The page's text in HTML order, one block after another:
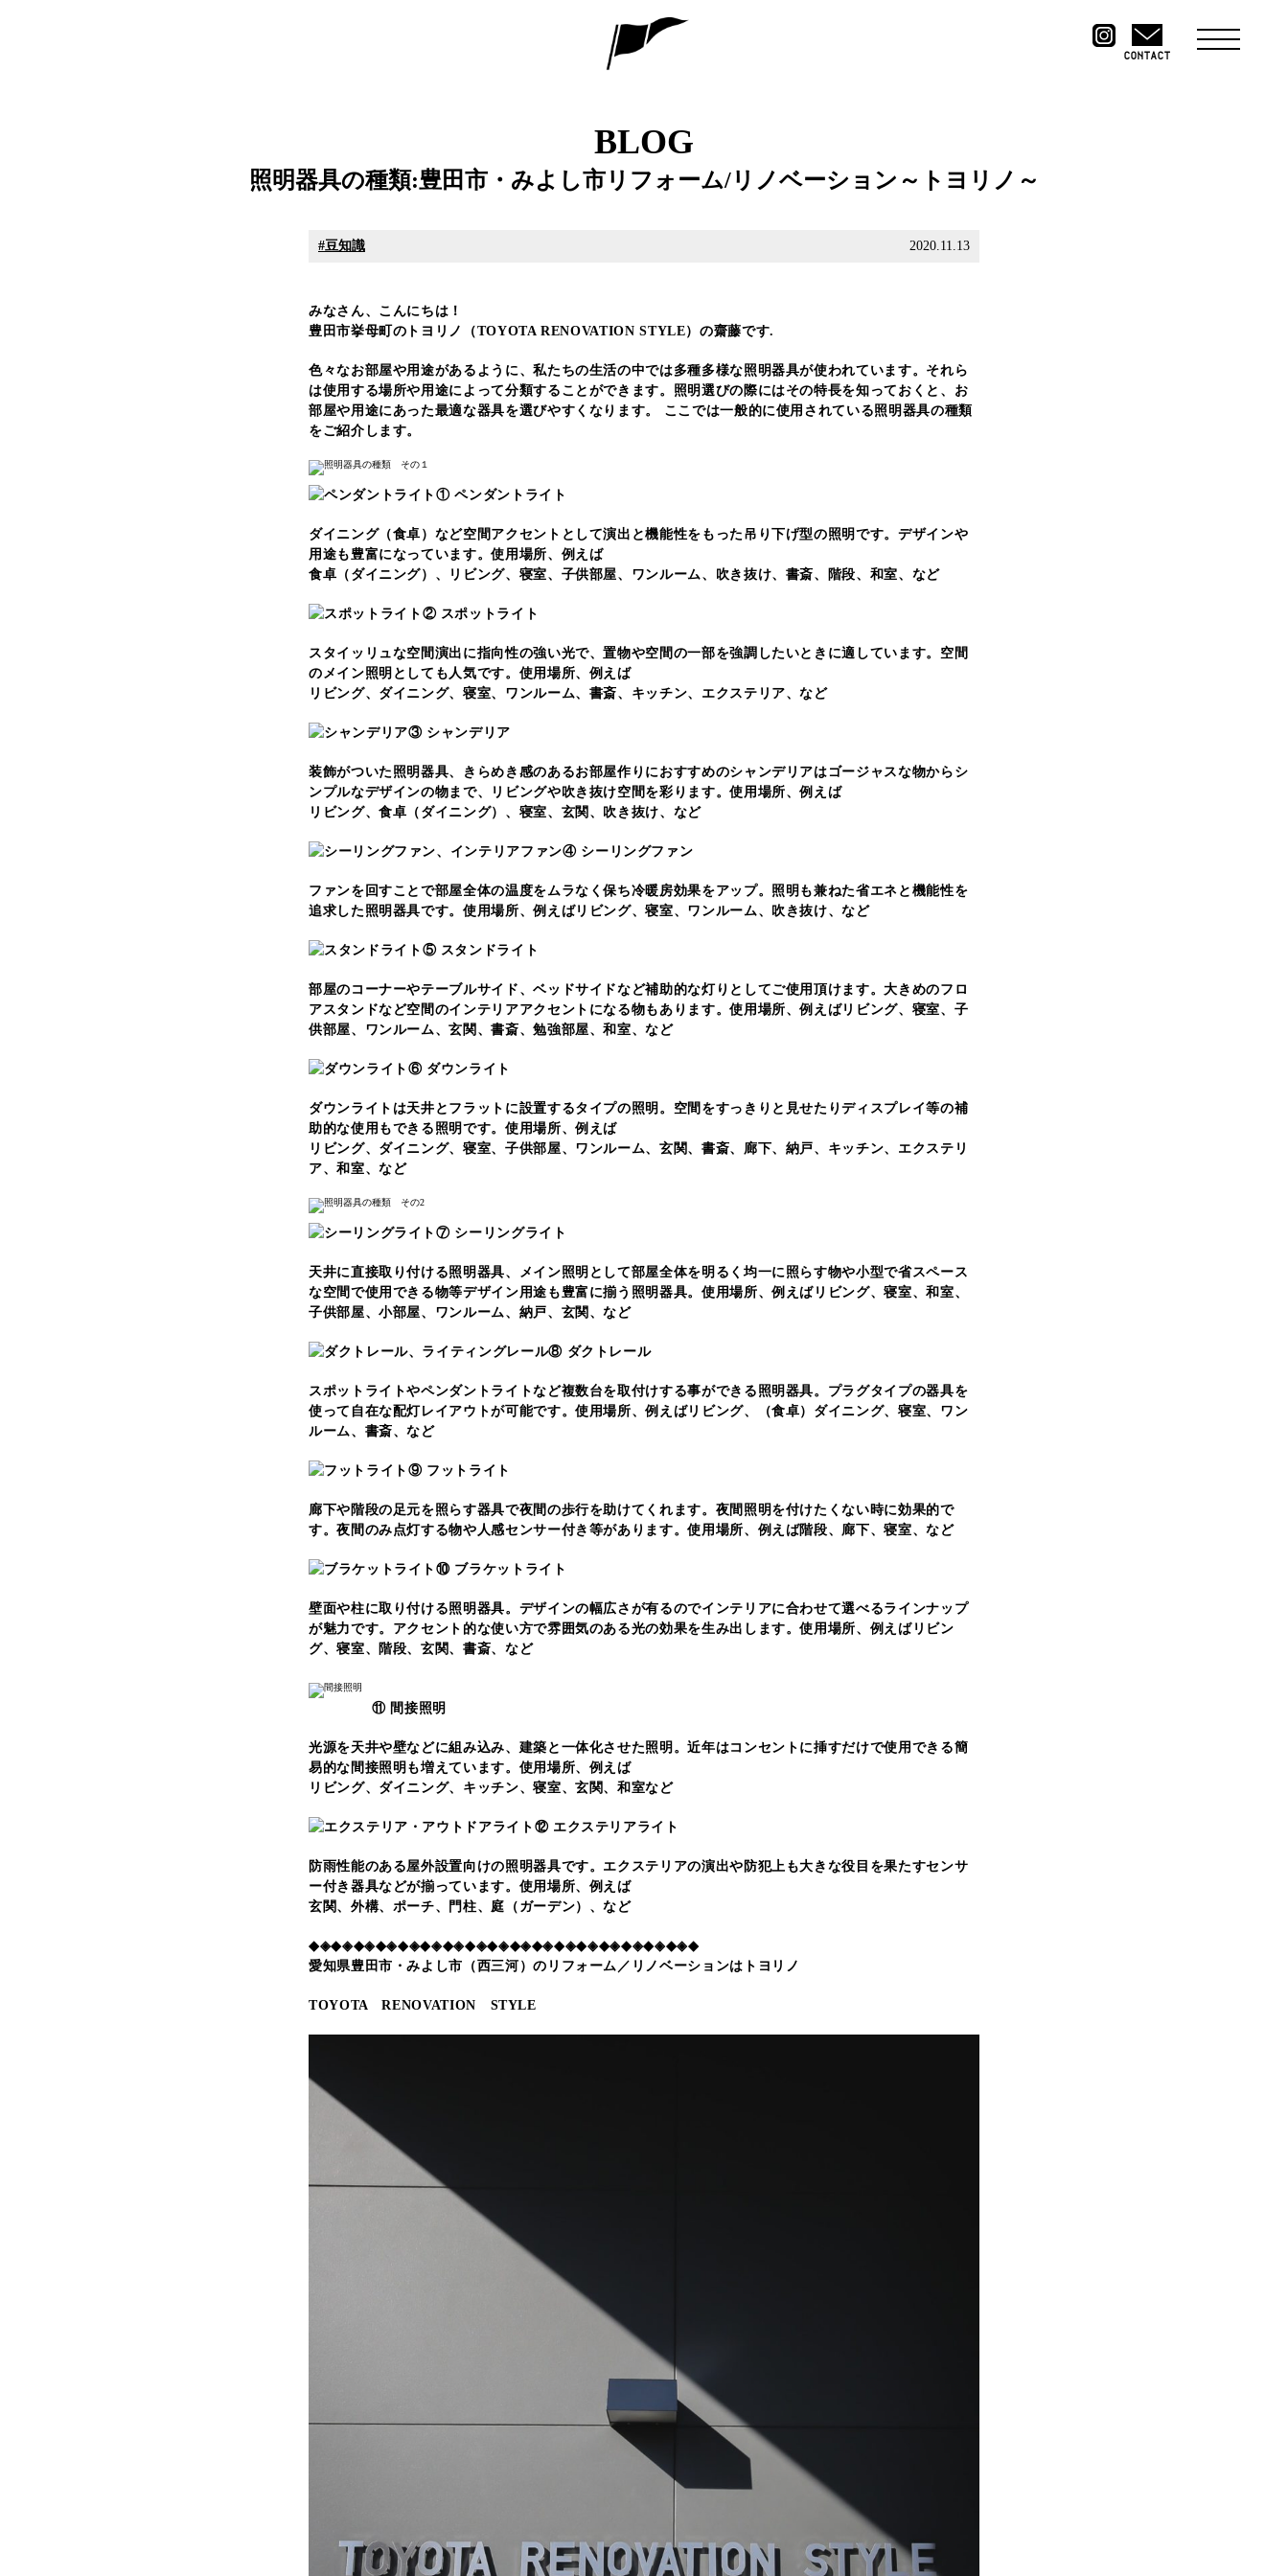
CONTACT
BLOG
照明器具の種類:豊田市・みよし市リフォーム/リノベーション～トヨリノ～
豆知識 2020.11.13
みなさん、こんにちは！
豊田市挙母町のトヨリノ（TOYOTA RENOVATION STYLE）の齋藤です.
色々なお部屋や用途があるように、私たちの生活の中では多種多様な照明器具が使われています。それら
は使用する場所や用途によって分類することができます。照明選びの際にはその特長を知っておくと、お
部屋や用途にあった最適な器具を選びやすくなります。 ここでは一般的に使用されている照明器具の種類
をご紹介します。
① ペンダントライト
ダイニング（食卓）など空間アクセントとして演出と機能性をもった吊り下げ型の照明です。デザインや
用途も豊富になっています。使用場所、例えば
食卓（ダイニング）、リビング、寝室、子供部屋、ワンルーム、吹き抜け、書斎、階段、和室、など
② スポットライト
スタイッリュな空間演出に指向性の強い光で、置物や空間の一部を強調したいときに適しています。空間
のメイン照明としても人気です。使用場所、例えば
リビング、ダイニング、寝室、ワンルーム、書斎、キッチン、エクステリア、など
③ シャンデリア
装飾がついた照明器具、きらめき感のあるお部屋作りにおすすめのシャンデリアはゴージャスな物からシ
ンプルなデザインの物まで、リビングや吹き抜け空間を彩ります。使用場所、例えば
リビング、食卓（ダイニング）、寝室、玄関、吹き抜け、など
④ シーリングファン
ファンを回すことで部屋全体の温度をムラなく保ち冷暖房効果をアップ。照明も兼ねた省エネと機能性を
追求した照明器具です。使用場所、例えばリビング、寝室、ワンルーム、吹き抜け、など
⑤ スタンドライト
部屋のコーナーやテーブルサイド、ベッドサイドなど補助的な灯りとしてご使用頂けます。大きめのフロ
アスタンドなど空間のインテリアアクセントになる物もあります。使用場所、例えばリビング、寝室、子
供部屋、ワンルーム、玄関、書斎、勉強部屋、和室、など
⑥ ダウンライト
ダウンライトは天井とフラットに設置するタイプの照明。空間をすっきりと見せたりディスプレイ等の補
助的な使用もできる照明です。使用場所、例えば
リビング、ダイニング、寝室、子供部屋、ワンルーム、玄関、書斎、廊下、納戸、キッチン、エクステリ
ア、和室、など
⑦ シーリングライト
天井に直接取り付ける照明器具、メイン照明として部屋全体を明るく均一に照らす物や小型で省スペース
な空間で使用できる物等デザイン用途も豊富に揃う照明器具。使用場所、例えばリビング、寝室、和室、
子供部屋、小部屋、ワンルーム、納戸、玄関、など
⑧ ダクトレール
スポットライトやペンダントライトなど複数台を取付けする事ができる照明器具。プラグタイプの器具を
使って自在な配灯レイアウトが可能です。使用場所、例えばリビング、（食卓）ダイニング、寝室、ワン
ルーム、書斎、など
⑨ フットライト
廊下や階段の足元を照らす器具で夜間の歩行を助けてくれます。夜間照明を付けたくない時に効果的で
す。夜間のみ点灯する物や人感センサー付き等があります。使用場所、例えば階段、廊下、寝室、など
⑩ ブラケットライト
壁面や柱に取り付ける照明器具。デザインの幅広さが有るのでインテリアに合わせて選べるラインナップ
が魅力です。アクセント的な使い方で雰囲気のある光の効果を生み出します。使用場所、例えばリビン
グ、寝室、階段、玄関、書斎、など
⑪ 間接照明
光源を天井や壁などに組み込み、建築と一体化させた照明。近年はコンセントに挿すだけで使用できる簡
易的な間接照明も増えています。使用場所、例えば
リビング、ダイニング、キッチン、寝室、玄関、和室など
⑫ エクステリアライト
防雨性能のある屋外設置向けの照明器具です。エクステリアの演出や防犯上も大きな役目を果たすセンサ
ー付き器具などが揃っています。使用場所、例えば
玄関、外構、ポーチ、門柱、庭（ガーデン）、など
◆◈◆◈◆◈◆◈◆◈◆◈◆◈◆◈◆◈◆◈◆◈◆◈◆◈◆◈◆◈◆◈◆◈◆
愛知県豊田市・みよし市（西三河）のリフォーム／リノベーションはトヨリノ
TOYOTA RENOVATION STYLE